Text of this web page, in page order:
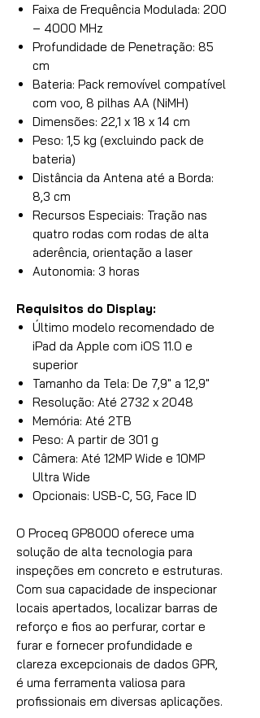
Faixa de Frequência Modulada: 200
– 4000 MHz
Profundidade de Penetração: 85
cm
Bateria: Pack removível compatível
com voo, 8 pilhas AA (NiMH)
Dimensões: 22,1 x 18 x 14 cm
Peso: 1,5 kg (excluindo pack de
bateria)
Distância da Antena até a Borda:
8,3 cm
Recursos Especiais: Tração nas
quatro rodas com rodas de alta
aderência, orientação a laser
Autonomia: 3 horas
Requisitos do Display:
Último modelo recomendado de
iPad da Apple com iOS 11.0 e
superior
Tamanho da Tela: De 7,9" a 12,9"
Resolução: Até 2732 x 2048
Memória: Até 2TB
Peso: A partir de 301 g
Câmera: Até 12MP Wide e 10MP
Ultra Wide
Opcionais: USB-C, 5G, Face ID
O Proceq GP8000 oferece uma
solução de alta tecnologia para
inspeções em concreto e estruturas.
Com sua capacidade de inspecionar
locais apertados, localizar barras de
reforço e fios ao perfurar, cortar e
furar e fornecer profundidade e
clareza excepcionais de dados GPR,
é uma ferramenta valiosa para
profissionais em diversas aplicações.